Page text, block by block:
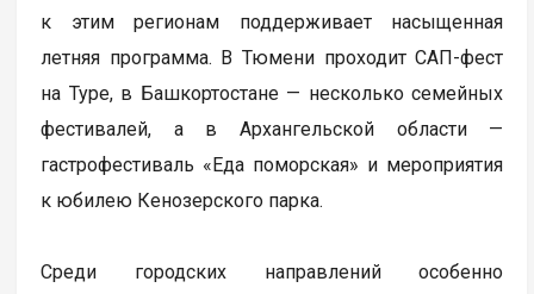
к этим регионам поддерживает насыщенная
летняя программа. В Тюмени проходит САП-фест
на Туре, в Башкортостане — несколько семейных
фестивалей, а в Архангельской области —
гастрофестиваль «Еда поморская» и мероприятия
к юбилею Кенозерского парка.
Среди городских направлений особенно